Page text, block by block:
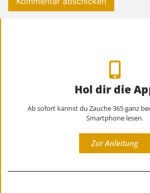
Hol dir die
Ab sofort kannst du Zauche 365 ganz
Smartphone lesen.
Zur Anleitung